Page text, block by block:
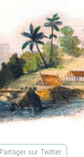
Partager sur Twitter